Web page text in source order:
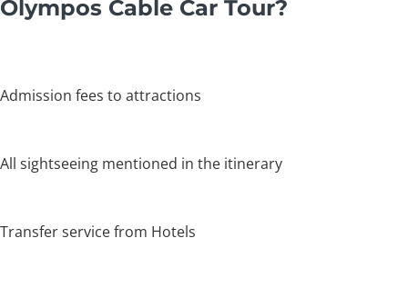
Olympos Cable Car Tour?
Admission fees to attractions
All sightseeing mentioned in the itinerary
Transfer service from Hotels